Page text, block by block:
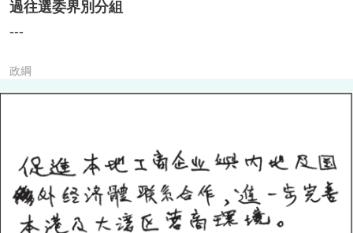
過往選委界別分組
---
政綱